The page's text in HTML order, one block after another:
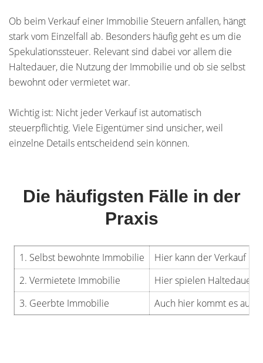
Ob beim Verkauf einer Immobilie Steuern anfallen, hängt
stark vom Einzelfall ab. Besonders häufig geht es um die
Spekulationssteuer. Relevant sind dabei vor allem die
Haltedauer, die Nutzung der Immobilie und ob sie selbst
bewohnt oder vermietet war.
Wichtig ist: Nicht jeder Verkauf ist automatisch
steuerpflichtig. Viele Eigentümer sind unsicher, weil
einzelne Details entscheidend sein können.
Die häufigsten Fälle in der
Praxis
1. Selbst bewohnte Immobilie
Hier kann der Verkauf in
2. Vermietete Immobilie
Hier spielen Haltedauer
3. Geerbte Immobilie
Auch hier kommt es auf